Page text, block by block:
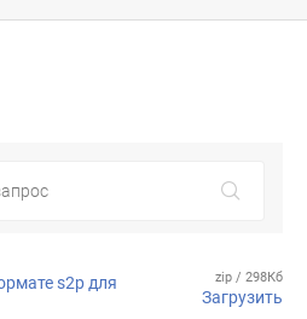
s2p для
zip / 298Кб
Загрузить